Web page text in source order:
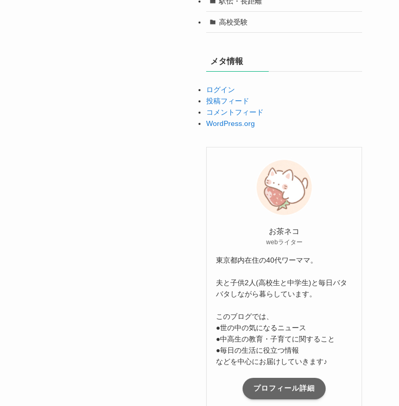
高校受験
メタ情報
ログイン
投稿フィード
コメントフィード
WordPress.org
お茶ネコ
webライター
東京都内在住の40代ワーママ。
夫と子供2人(高校生と中学生)と毎日バタ
バタしながら暮らしています。
このブログでは、
●世の中の気になるニュース
●中高生の教育・子育てに関すること
●毎日の生活に役立つ情報
などを中心にお届けしていきます♪
プロフィール詳細